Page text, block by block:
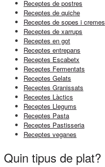
Receptes de postres
Receptes de quiche
Receptes de sopes i cremes
Receptes de xarrups
Receptes en got
Receptes entrepans
Receptes Escabetx
Receptes Fermentats
Receptes Gelats
Receptes Granissats
Receptes Làctics
Receptes Llegums
Receptes Pasta
Receptes Pastisseria
Receptes veganes
Quin tipus de plat?